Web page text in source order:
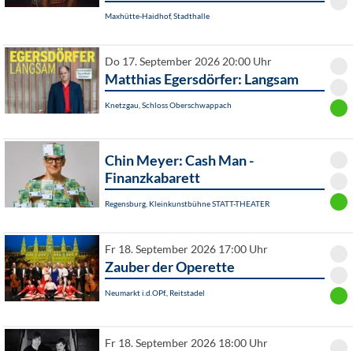
Maxhütte-Haidhof, Stadthalle
Do 17. September 2026 20:00 Uhr
Matthias Egersdörfer: Langsam
Knetzgau, Schloss Oberschwappach
Chin Meyer: Cash Man -
Finanzkabarett
Regensburg, Kleinkunstbühne STATT-THEATER
Fr 18. September 2026 17:00 Uhr
Zauber der Operette
Neumarkt i.d.OPf., Reitstadel
Fr 18. September 2026 18:00 Uhr